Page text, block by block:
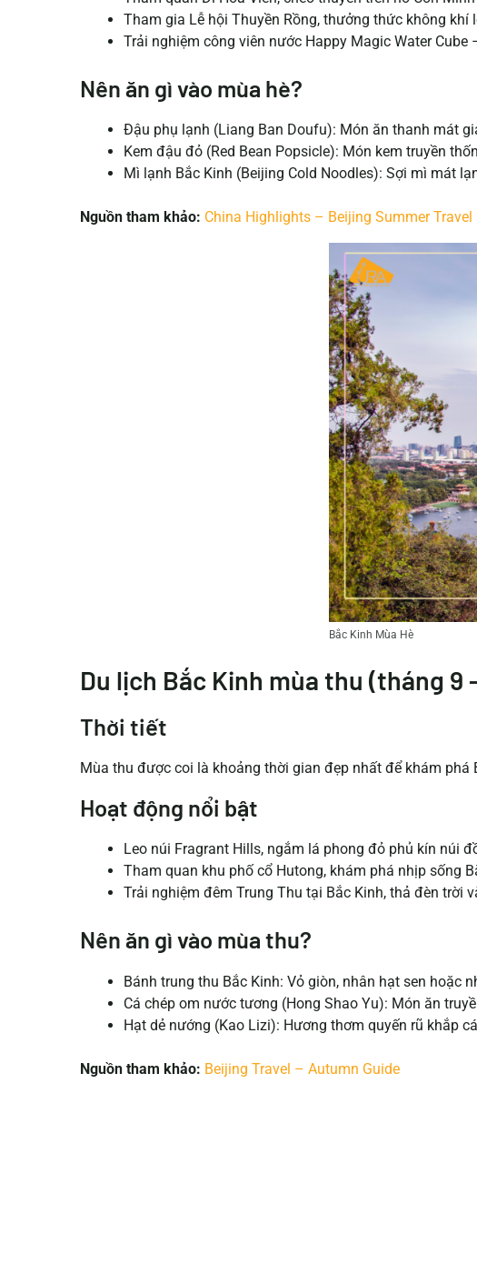
Tham gia Lễ hội Thuyền Rồng, thưởng thức không khí
Trải nghiệm công viên nước Happy Magic Water
Nên ăn gì vào mùa hè?
Đậu phụ lạnh (Liang Ban Doufu): Món ăn thanh mát
Kem đậu đỏ (Red Bean Popsicle): Món kem truyền
Mì lạnh Bắc Kinh (Beijing Cold Noodles): Sợi mì mát
Nguồn tham khảo: China Highlights – Beijing Summer Travel
Bắc Kinh Mùa Hè
Du lịch Bắc Kinh mùa thu (tháng 9
Thời tiết
Mùa thu được coi là khoảng thời gian đẹp nhất để khám phá
Hoạt động nổi bật
Leo núi Fragrant Hills, ngắm lá phong đỏ phủ kín núi
Tham quan khu phố cổ Hutong, khám phá nhịp sống
Trải nghiệm đêm Trung Thu tại Bắc Kinh, thả đèn trời
Nên ăn gì vào mùa thu?
Bánh trung thu Bắc Kinh: Vỏ giòn, nhân hạt sen hoặc
Cá chép om nước tương (Hong Shao Yu): Món ăn
Hạt dẻ nướng (Kao Lizi): Hương thơm quyến rũ khắp
Nguồn tham khảo: Beijing Travel – Autumn Guide